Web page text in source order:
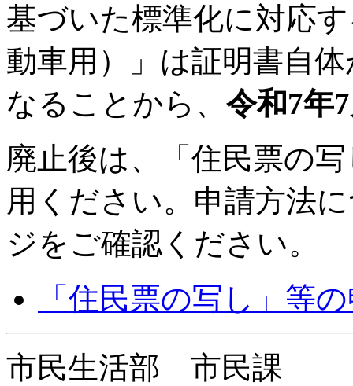
基づいた標準化に対応
動車用）」は証明書自
なることから、 令和7年
廃止後は、「住民票の
用ください。申請方法
ジをご確認ください。
「住民票の写し」等
市民生活部 市民課